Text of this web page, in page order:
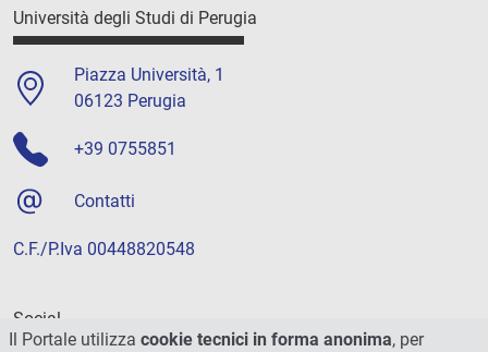
Università degli Studi di Perugia
Piazza Università, 1
06123 Perugia
+39 0755851
Contatti
C.F./P.Iva 00448820548
Social
Il Portale utilizza cookie tecnici in forma anonima, per